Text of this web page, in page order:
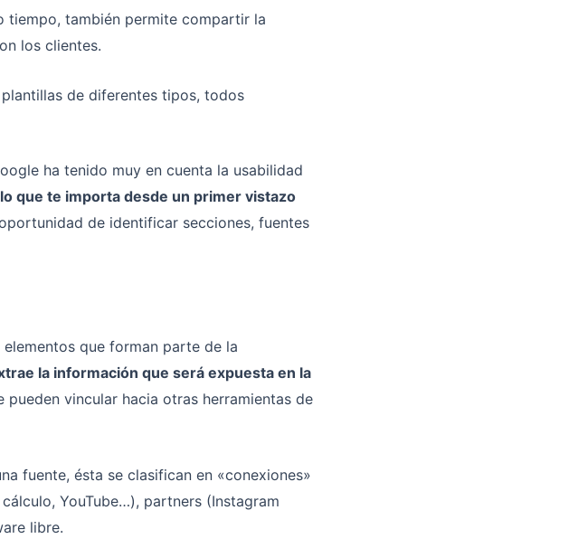
tiempo, también permite compartir la
los clientes.
de diferentes tipos, todos
ha tenido muy en cuenta la usabilidad
que te importa desde un primer vistazo
de identificar secciones, fuentes
que forman parte de la
la información que será expuesta en la
vincular hacia otras herramientas de
fuente, ésta se clasifican en «conexiones»
YouTube…), partners (Instagram
libre.